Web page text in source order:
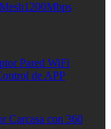
Pared WiFi
de APP
Carcasa con 360